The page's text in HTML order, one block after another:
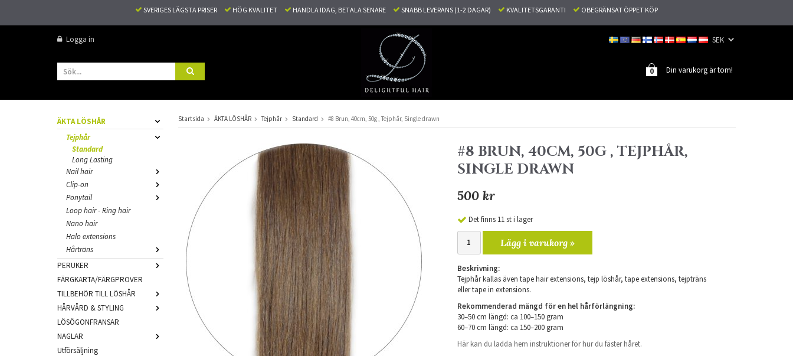
SVERIGES LÄGSTA PRISER HÖG KVALITET HANDLA IDAG, BETALA SENARE SNABB LEVERANS (1-2 DAGAR) KVALITETSGARANTI OBEGRÄNSAT ÖPPET KÖP
Logga in
Din varukorg är tom!
0
ÄKTA LÖSHÅR
Tejphår
Standard
Long Lasting
Nail hair
Clip-on
Ponytail
Loop hair - Ring hair
Nano hair
Halo extensions
Hårträns
PERUKER
FÄRGKARTA/FÄRGPROVER
TILLBEHÖR TILL LÖSHÅR
HÅRVÅRD & STYLING
LÖSÖGONFRANSAR
NAGLAR
Utförsäljning
Startsida ÄKTA LÖSHÅR Tejphår Standard #8 Brun, 40cm, 50g , Tejphår, Single drawn
#8 BRUN, 40CM, 50G , TEJPHÅR,
SINGLE DRAWN
500 kr
Det finns 11 st i lager
Lägg i varukorg »
Beskrivning:
Tejphår kallas även tape hair extensions, tejp löshår, tape extensions, tejpträns
eller tape in extensions.
Rekommenderad mängd för en hel hårförlängning:
30–50 cm längd: ca 100–150 gram
60–70 cm längd: ca 150–200 gram
Här kan du ladda hem instruktioner för hur du fäster håret.